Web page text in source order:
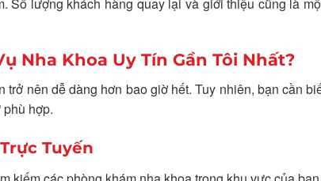
Nha Khoa Uy Tín Gần Tôi Nhất?
trở nên dễ dàng hơn bao giờ hết. Tuy nhiên, bạn cần
hợp.
Tuyến